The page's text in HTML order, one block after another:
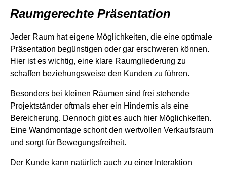
Raumgerechte Präsentation
Jeder Raum hat eigene Möglichkeiten, die eine optimale
Präsentation begünstigen oder gar erschweren können.
Hier ist es wichtig, eine klare Raumgliederung zu
schaffen beziehungsweise den Kunden zu führen.
Besonders bei kleinen Räumen sind frei stehende
Projektständer oftmals eher ein Hindernis als eine
Bereicherung. Dennoch gibt es auch hier Möglichkeiten.
Eine Wandmontage schont den wertvollen Verkaufsraum
und sorgt für Bewegungsfreiheit.
Der Kunde kann natürlich auch zu einer Interaktion